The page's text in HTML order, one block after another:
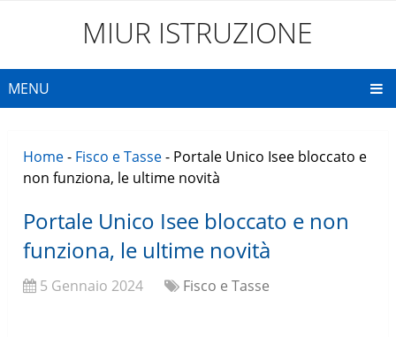
MIUR ISTRUZIONE
MENU
Home- Fisco e Tasse- Portale Unico Isee bloccato e
non funziona, le ultime novità
Portale Unico Isee bloccato e non
funziona, le ultime novità
5 Gennaio 2024 Fisco e Tasse